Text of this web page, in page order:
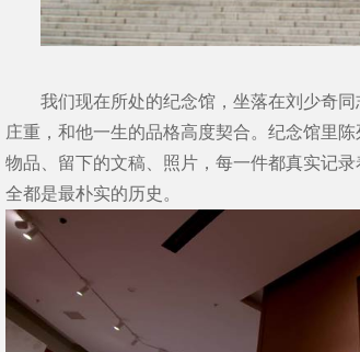
我们现在所处的纪念馆，坐落在刘少奇同
庄重，和他一生的品格高度契合。纪念馆里
物品、留下的文稿、照片，每一件都真实记
全都是最朴实的历史。